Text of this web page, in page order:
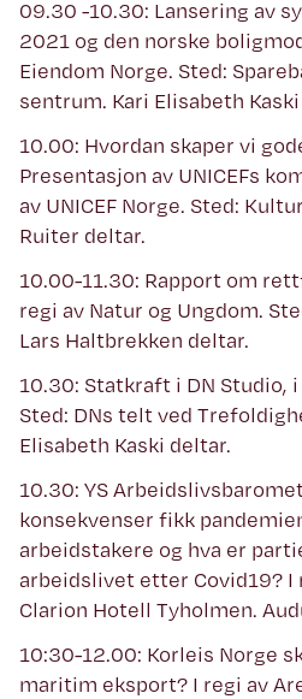
09.30 -10.30: Lansering av
2021 og den norske
Eiendom Norge. Sted:
sentrum. Kari Elisabeth
10.00: Hvordan skaper vi
Presentasjon av UNICEFs
av UNICEF Norge. Sted:
Ruiter deltar.
10.00-11.30: Rapport om
regi av Natur og Ungdom.
Lars Haltbrekken deltar.
10.30: Statkraft i DN Studio,
Sted: DNs telt ved
Elisabeth Kaski deltar.
10.30: YS
konsekvenser fikk
arbeidstakere og hva er
arbeidslivet etter Covid19? I
Clarion Hotell Tyholmen.
10:30-12.00: Korleis Norge
maritim eksport? I regi av